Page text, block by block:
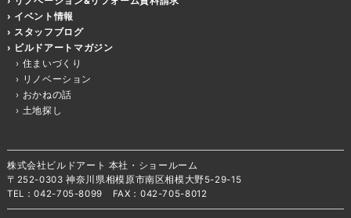
イベント情報
スタッフブログ
ビルドアートマガジン
住まいづくり
リノベーション
おかねの話
土地探し
株式会社ビルドアート 本社・ショールーム
〒252-0303 神奈川県相模原市南区相模大野5-29-15
TEL：042-705-8099 FAX：042-705-8012